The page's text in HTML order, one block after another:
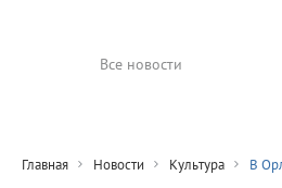
Все новости
Главная Новости Культура В